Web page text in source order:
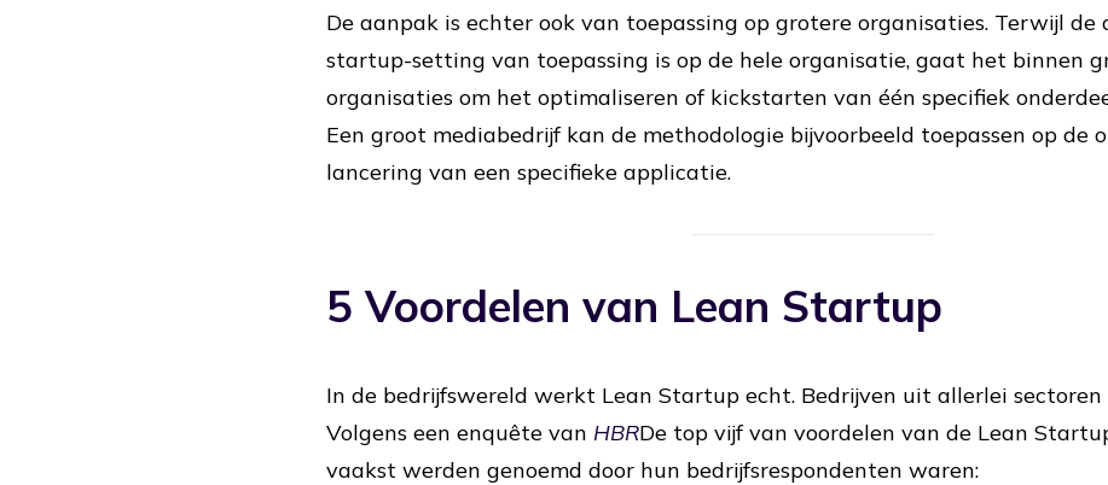
De aanpak is echter ook van toepassing op grotere organisaties. Terwijl de
startup-setting van toepassing is op de hele organisatie, gaat het binnen
organisaties om het optimaliseren of kickstarten van één specifiek
Een groot mediabedrijf kan de methodologie bijvoorbeeld toepassen op de
lancering van een specifieke applicatie.
5 Voordelen van Lean Startup
In de bedrijfswereld werkt Lean Startup echt. Bedrijven uit allerlei
Volgens een enquête van HBRDe top vijf van voordelen van de Lean
vaakst werden genoemd door hun bedrijfsrespondenten waren: